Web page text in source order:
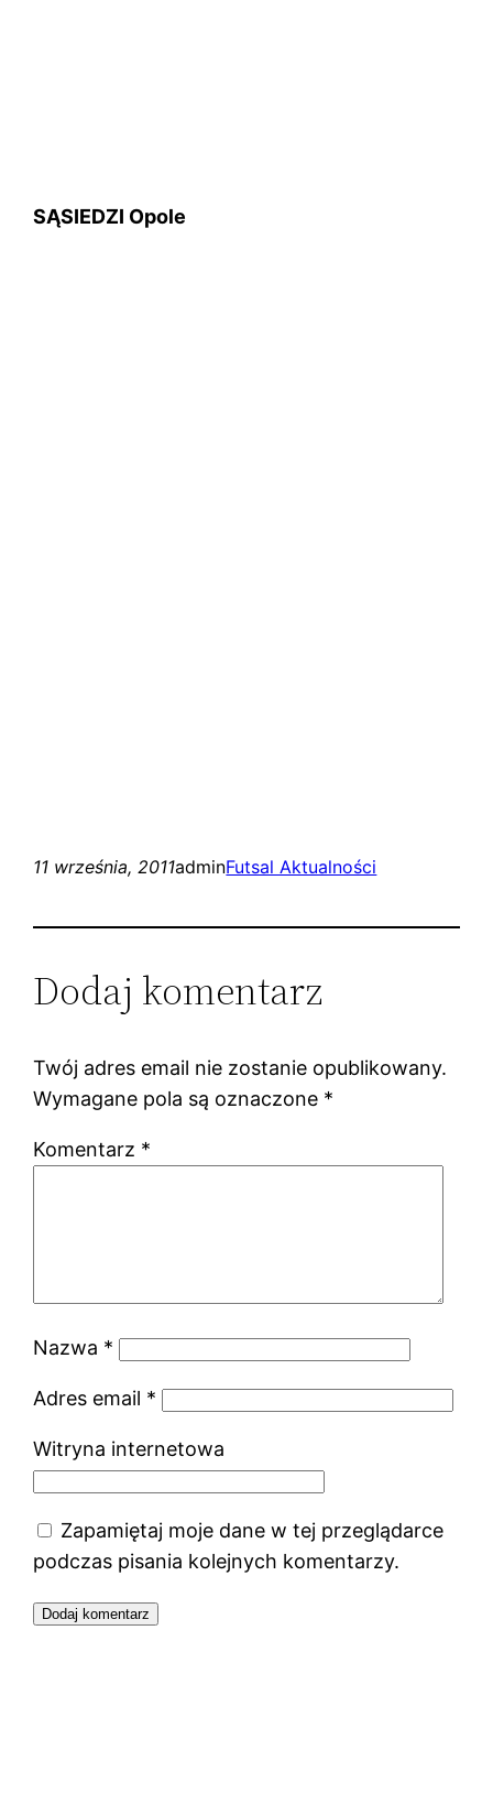
SĄSIEDZI Opole
11 września, 2011adminFutsal Aktualności
Dodaj komentarz
Twój adres email nie zostanie opublikowany.
Wymagane pola są oznaczone *
Komentarz *
Nazwa *
Adres email *
Witryna internetowa
Zapamiętaj moje dane w tej przeglądarce
podczas pisania kolejnych komentarzy.